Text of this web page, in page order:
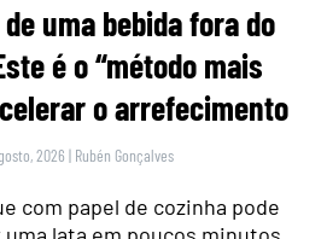
uma bebida fora do
é o “método mais
o arrefecimento
2026 | Rubén Gonçalves
com papel de cozinha pode